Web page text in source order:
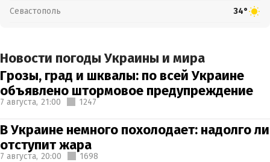
Севастополь 34°
Новости погоды Украины и мира
Грозы, град и шквалы: по всей Украине
объявлено штормовое предупреждение
7 августа, 21:00 1247
В Украине немного похолодает: надолго ли
отступит жара
7 августа, 20:00 1698